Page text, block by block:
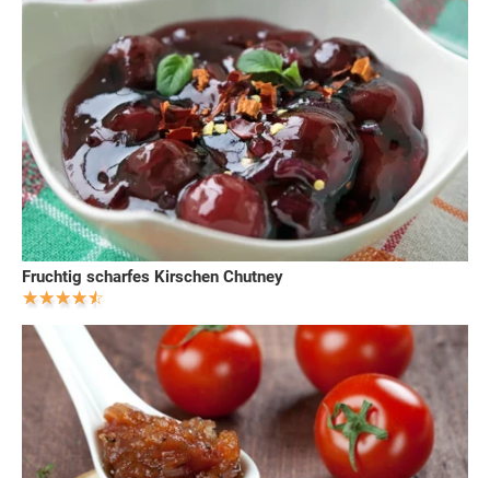
Fruchtig scharfes Kirschen Chutney